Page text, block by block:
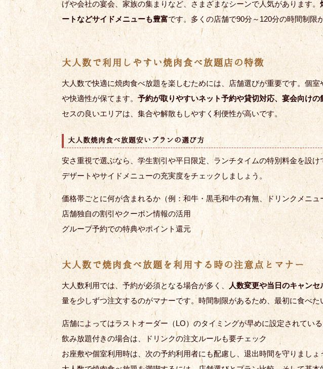
げや会社の宴会、家族の集まりなど、さまざまなシーンで人気があります。
ートなどサイドメニューも豊富です。多くの店舗で90分～120分の時間制限
大人数で利用しやすい焼肉食べ放題店の特徴
大人数で快適に焼肉食べ放題を楽しむためには、店舗選びが重要です。個
や快適性が保てます。予約が取りやすいネット予約や貸切対応、宴会向け
セスの良いエリアは、集合や解散もしやすく利便性が高いです。
大人数焼肉食べ放題安いプランの選び方
安さ重視で選ぶなら、学生割引や平日限定、ランチタイムの特別料金を設
デザートやサイドメニューの充実度をチェックしましょう。
価格帯ごとに何が含まれるか（例：和牛・黒毛和牛の有無、ドリンクメニュ
店舗独自の割引やクーポン情報の活用
グループ予約での特典やポイント還元
大人数で焼肉食べ放題を利用する時の注意点とマナー
大人数利用では、予約が必須となる場合が多く、人数変更や当日のキャン
量を少しずつ注文するのがマナーです。時間制限があるため、最初に食べ
店舗によってはラストオーダー（LO）のタイミングが早めに設定されてい
飲み放題付きの場合は、ドリンクの注文ルールも要チェック
お座敷や個室利用時は、次の予約利用者にも配慮し、退出時間を守りましょ